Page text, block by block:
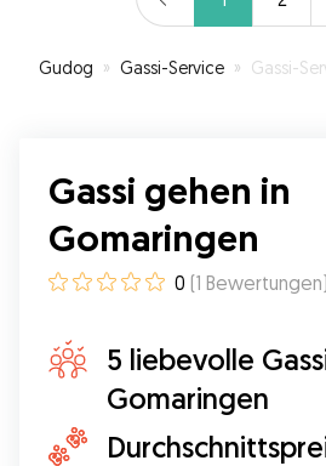
Gudog » Gassi-Service » Gassi-
Gassi gehen in
Gomaringen
0 (1 Bewertungen)
5 liebevolle
Gomaringen